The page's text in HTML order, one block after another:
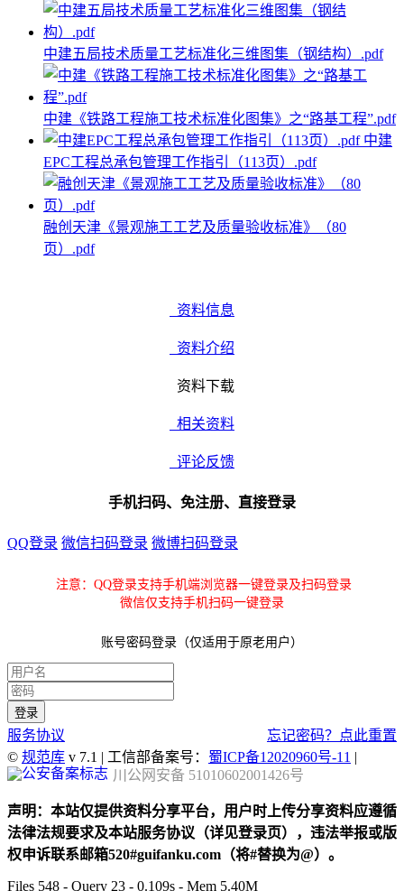
中建五局技术质量工艺标准化三维图集（钢结构）.pdf
中建《铁路工程施工技术标准化图集》之“路基工程”.pdf
中建
EPC工程总承包管理工作指引（113页）.pdf
融创天津《景观施工工艺及质量验收标准》（80
页）.pdf
资料信息
资料介绍
资料下载
相关资料
评论反馈
手机扫码、免注册、直接登录
QQ登录 微信扫码登录 微博扫码登录
注意：QQ登录支持手机端浏览器一键登录及扫码登录
微信仅支持手机扫码一键登录
账号密码登录（仅适用于原老用户）
服务协议
忘记密码？点此重置
© 规范库 v 7.1 | 工信部备案号： 蜀ICP备12020960号-11 |
川公网安备 51010602001426号
声明：本站仅提供资料分享平台，用户时上传分享资料应遵循
法律法规要求及本站服务协议（详见登录页），违法举报或版
权申诉联系邮箱520#guifanku.com（将#替换为@）。
Files 548 - Query 23 - 0.109s - Mem 5.40M